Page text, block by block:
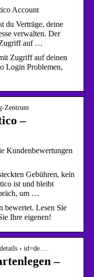
Account
du Verträge, deine
verwalten. Der
Zugriff auf …
Zugriff auf deinen
Login Problemen,
Zentrum
–
Kundenbewertungen
Gebühren, kein
ist und bleibt
um …
bewertet. Lesen Sie
Ihre eigenen!
› id=de….
–